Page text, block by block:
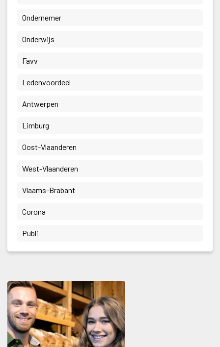
Ondernemer
Onderwijs
Favv
Ledenvoordeel
Antwerpen
Limburg
Oost-Vlaanderen
West-Vlaanderen
Vlaams-Brabant
Corona
Publi